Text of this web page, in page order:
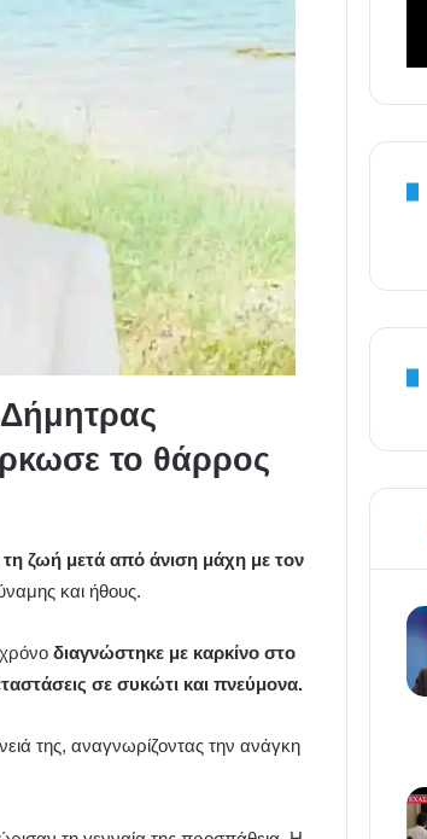
το θάρρος
ζωή μετά από άνιση μάχη με τον
και ήθους.
διαγνώστηκε με καρκίνο στο
σε συκώτι και πνεύμονα.
της, αναγνωρίζοντας την ανάγκη